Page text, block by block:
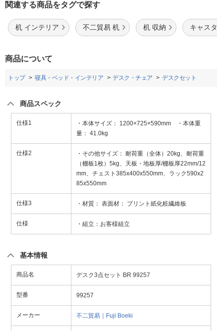
関連する商品をタグで探す
机 インテリア 不二貿易 机 机 収納 キャスタ
商品について
トップ 寝具・ベッド・インテリア デスク・チェア デスクセット
商品スペック
仕様1
・本体サイズ： 1200×725×590mm ・本体重
量： 41.0kg
仕様2
・その他サイズ： 耐荷重（全体）20kg、耐荷重
（棚板1枚）5kg、天板・地板厚/棚板厚22mm/12
mm、チェスト385x400x550mm、ラック590x2
85x550mm
仕様3 ・材質： 表面材： プリント紙化粧繊維板
仕様 ・組立：お客様組立
基本情報
商品名 デスク3点セット BR 99257
型番 99257
メーカー 不二貿易｜Fuji Boeki